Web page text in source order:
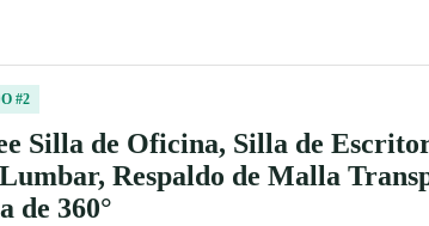
#2
Silla de Oficina, Silla de
Respaldo de Malla
de 360°